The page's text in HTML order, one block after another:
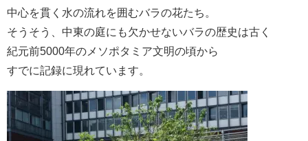
中心を貫く水の流れを囲むバラの花たち。
そうそう、中東の庭にも欠かせないバラの歴史は古く
紀元前5000年のメソポタミア文明の頃から
すでに記録に現れています。